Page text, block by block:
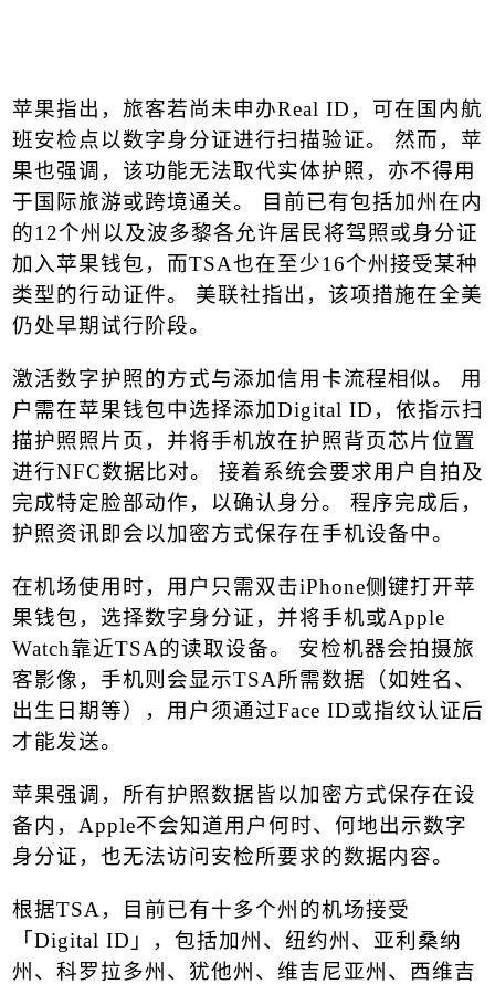
苹果指出，旅客若尚未申办Real ID ，可在国内航
班安检点以数字身分证进行扫描验证。 然而，苹
果也强调，该功能无法取代实体护照，亦不得用
于国际旅游或跨境通关。 目前已有包括加州在内
的12个州以及波多黎各允许居民将驾照或身分证
加入苹果钱包，而TSA也在至少16个州接受某种
类型的行动证件。 美联社指出，该项措施在全美
仍处早期试行阶段。
激活数字护照的方式与添加信用卡流程相似。 用
户需在苹果钱包中选择添加Digital ID ，依指示扫
描护照照片页，并将手机放在护照背页芯片位置
进行NFC数据比对。 接着系统会要求用户自拍及
完成特定脸部动作，以确认身分。 程序完成后，
护照资讯即会以加密方式保存在手机设备中。
在机场使用时，用户只需双击iPhone侧键打开苹
果钱包，选择数字身分证，并将手机或Apple
Watch靠近TSA的读取设备。 安检机器会拍摄旅
客影像，手机则会显示TSA所需数据（如姓名、
出生日期等），用户须通过Face ID或指纹认证后
才能发送。
苹果强调，所有护照数据皆以加密方式保存在设
备内， Apple不会知道用户何时、何地出示数字
身分证，也无法访问安检所要求的数据内容。
根据TSA ，目前已有十多个州的机场接受
「Digital ID 」，包括加州、纽约州、亚利桑纳
州、科罗拉多州、犹他州、维吉尼亚州、 西维吉